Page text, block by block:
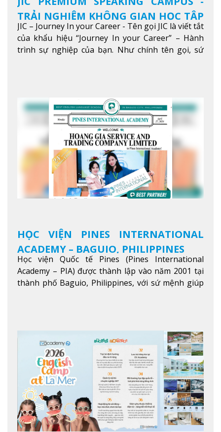
TRẢI NGHIỆM KHÔNG GIAN HỌC TẬP
5 SAO TẠI BAGUIO
JIC – Journey In your Career - Tên gọi JIC là viết tắt
của khẩu hiệu “Journey In your Career” – Hành
trình sự nghiệp của bạn. Như chính tên gọi, sứ
HỌC VIỆN PINES INTERNATIONAL
ACADEMY – BAGUIO, PHILIPPINES
Học viện Quốc tế Pines (Pines International
Academy – PIA) được thành lập vào năm 2001 tại
thành phố Baguio, Philippines, với sứ mệnh giúp